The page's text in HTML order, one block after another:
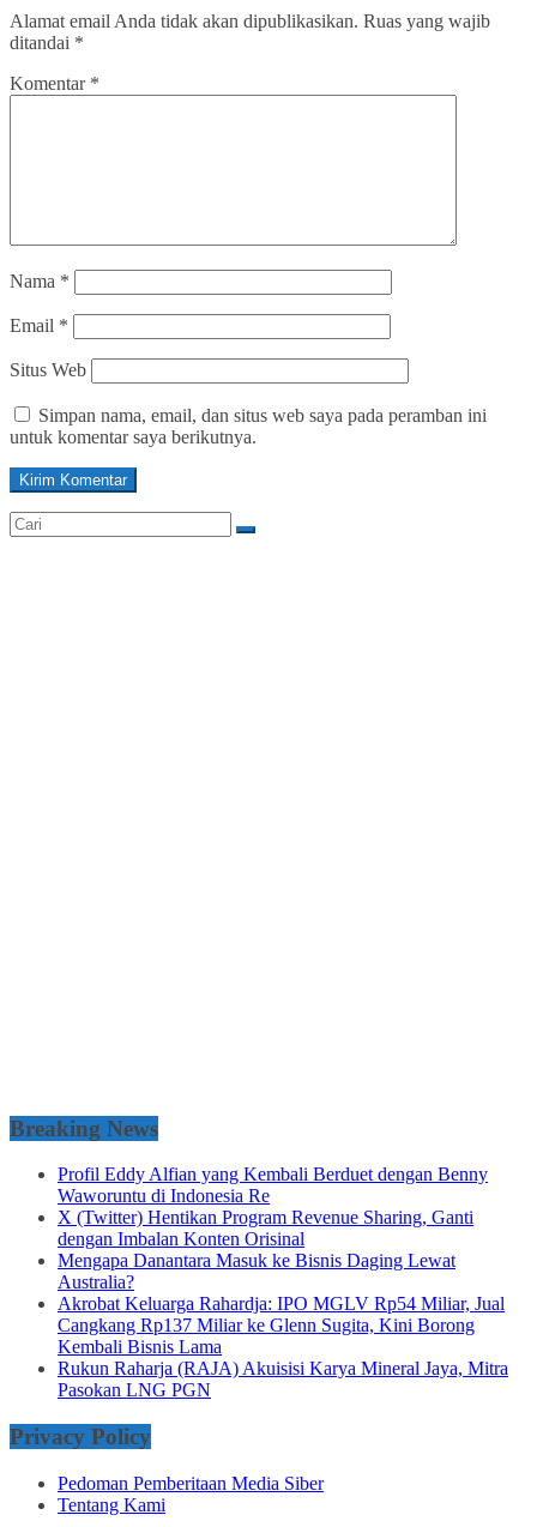
Alamat email Anda tidak akan dipublikasikan. Ruas yang wajib
ditandai *
Komentar *
Nama *
Email *
Situs Web
Simpan nama, email, dan situs web saya pada peramban ini
untuk komentar saya berikutnya.
Breaking News
Profil Eddy Alfian yang Kembali Berduet dengan Benny
Waworuntu di Indonesia Re
X (Twitter) Hentikan Program Revenue Sharing, Ganti
dengan Imbalan Konten Orisinal
Mengapa Danantara Masuk ke Bisnis Daging Lewat
Australia?
Akrobat Keluarga Rahardja: IPO MGLV Rp54 Miliar, Jual
Cangkang Rp137 Miliar ke Glenn Sugita, Kini Borong
Kembali Bisnis Lama
Rukun Raharja (RAJA) Akuisisi Karya Mineral Jaya, Mitra
Pasokan LNG PGN
Privacy Policy
Pedoman Pemberitaan Media Siber
Tentang Kami